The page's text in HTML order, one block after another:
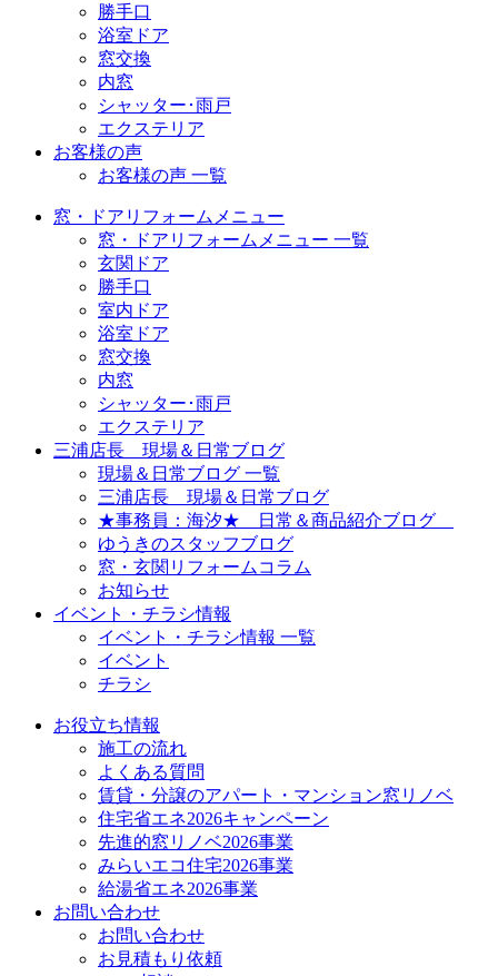
勝手口
浴室ドア
窓交換
内窓
シャッター･雨戸
エクステリア
お客様の声
お客様の声 一覧
窓・ドアリフォームメニュー
窓・ドアリフォームメニュー 一覧
玄関ドア
勝手口
室内ドア
浴室ドア
窓交換
内窓
シャッター･雨戸
エクステリア
三浦店長 現場＆日常ブログ
現場＆日常ブログ 一覧
三浦店長 現場＆日常ブログ
★事務員：海汐★ 日常＆商品紹介ブログ
ゆうきのスタッフブログ
窓・玄関リフォームコラム
お知らせ
イベント・チラシ情報
イベント・チラシ情報 一覧
イベント
チラシ
お役立ち情報
施工の流れ
よくある質問
賃貸・分譲のアパート・マンション窓リノベ
住宅省エネ2026キャンペーン
先進的窓リノベ2026事業
みらいエコ住宅2026事業
給湯省エネ2026事業
お問い合わせ
お問い合わせ
お見積もり依頼